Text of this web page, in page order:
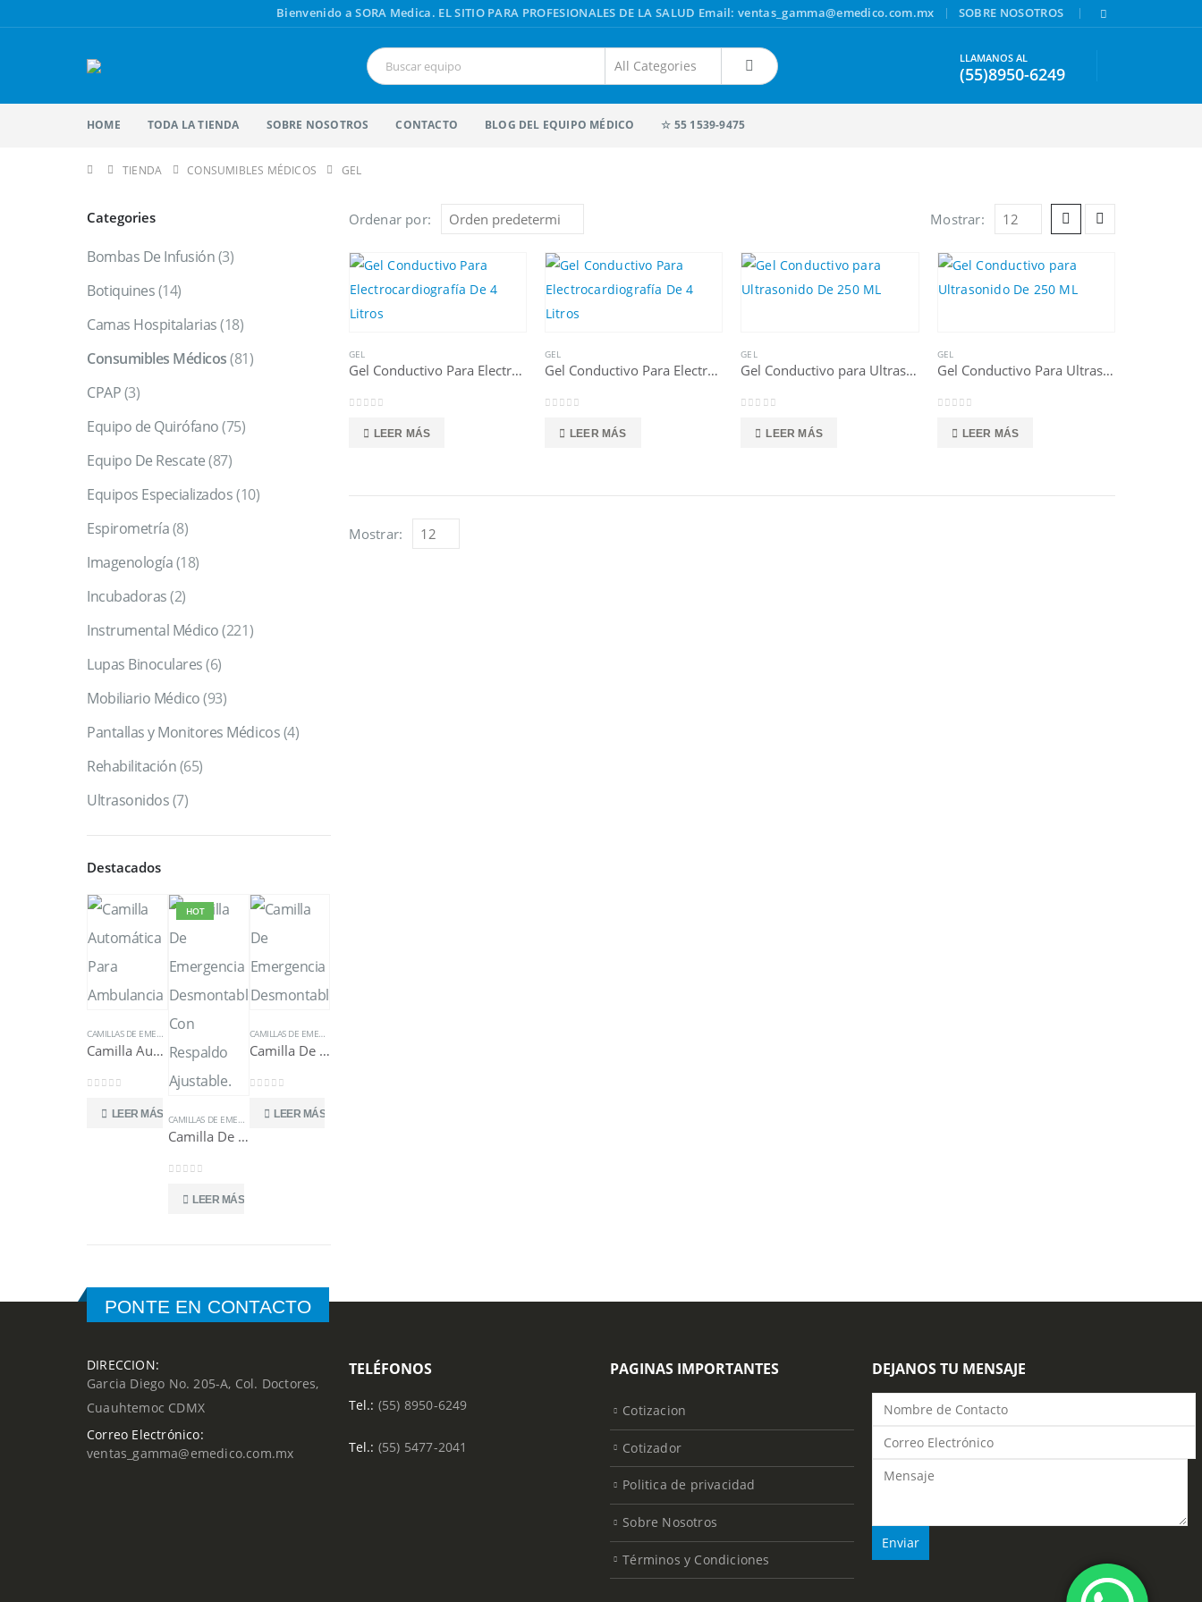
Bienvenido a SORA Medica. EL SITIO PARA PROFESIONALES DE LA SALUD Email: ventas_gamma@emedico.com.mx | SOBRE NOSOTROS |
LLAMANOS AL
(55)8950-6249
HOME TODA LA TIENDA SOBRE NOSOTROS CONTACTO BLOG DEL EQUIPO MÉDICO ☆ 55 1539-9475
TIENDA CONSUMIBLES MÉDICOS GEL
Ordenar por: Mostrar:
GEL
Gel Conductivo Para Electrocardiografía De 250 ML
LEER MÁS
GEL
Gel Conductivo Para Electrocardiografía De 4 Litros
LEER MÁS
GEL
Gel Conductivo para Ultrasonido De 250 ML
LEER MÁS
GEL
Gel Conductivo Para Ultrasonido De 4 Litros
LEER MÁS
Mostrar:
Categories
Bombas De Infusión(3)
Botiquines(14)
Camas Hospitalarias (18)
Consumibles Médicos (81)
CPAP(3)
Equipo de Quirófano (75)
Equipo De Rescate(87)
Equipos Especializados(10)
Espirometría(8)
Imagenología(18)
Incubadoras(2)
Instrumental Médico (221)
Lupas Binoculares(6)
Mobiliario Médico(93)
Pantallas y Monitores Médicos(4)
Rehabilitación(65)
Ultrasonidos(7)
Destacados
CAMILLAS DE EMERGENCIA
Camilla Automática Para Ambulancia
LEER MÁS
HOT
CAMILLAS DE EMERGENCIA
Camilla De Emergencia Desmontable
LEER MÁS
CAMILLAS DE EMERGENCIA
Camilla De Emergencia Desmontable
LEER MÁS
PONTE EN CONTACTO
DIRECCION:
Garcia Diego No. 205-A, Col. Doctores,
Cuauhtemoc CDMX
Correo Electrónico:
ventas_gamma@emedico.com.mx
TELÉFONOS
Tel.: (55) 8950-6249
Tel.: (55) 5477-2041
PAGINAS IMPORTANTES
Cotizacion
Cotizador
Politica de privacidad
Sobre Nosotros
Términos y Condiciones
DEJANOS TU MENSAJE